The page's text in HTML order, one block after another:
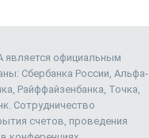
является официальным
Сбербанка России, Альфа-
Райффайзенбанка, Точка,
Сотрудничество
счетов, проведения